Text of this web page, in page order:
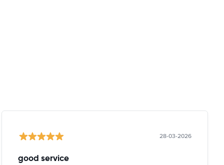
28-03-2026
good service